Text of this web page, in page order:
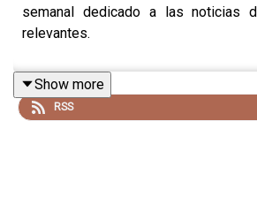
semanal dedicado a las noticias
relevantes.
Show more
RSS